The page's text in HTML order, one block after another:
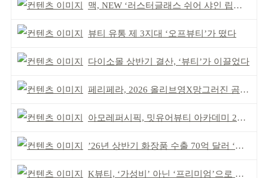
맥, NEW ‘러스터글래스 쉬어 샤인 립스틱’ 출시
뷰티 유통 제 3지대 ‘오프뷰티’가 떴다
다이소몰 상반기 결산, ‘뷰티’가 이끌었다
페리페라, 2026 올리브영X망그러진 곰 콜라보
아모레퍼시픽, 밋유어뷰티 아카데미 2기 발대식
’26년 상반기 화장품 수출 70억 달러 ‘역대 최고’
K뷰티, ‘가성비’ 아닌 ‘프리미엄’으로 승부걸어야